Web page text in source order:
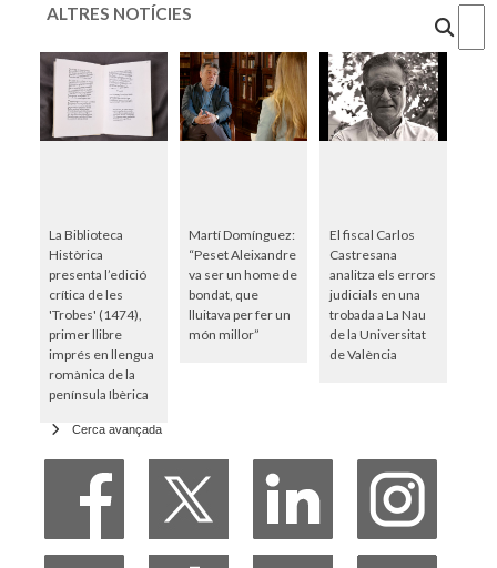
ALTRES NOTÍCIES
La Biblioteca
Històrica
presenta l’edició
crítica de les
'Trobes' (1474),
primer llibre
imprés en llengua
romànica de la
península Ibèrica
Martí Domínguez:
“Peset Aleixandre
va ser un home de
bondat, que
lluitava per fer un
món millor”
El fiscal Carlos
Castresana
analitza els errors
judicials en una
trobada a La Nau
de la Universitat
de València
Cerca avançada